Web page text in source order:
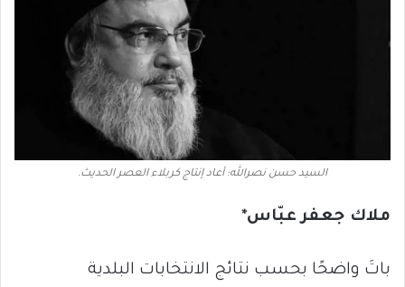
السيد حسن نصرالله: أعاد إنتاج كربلاء العصر الحديث.
ملاك جعفر عبّاس*
باتَ واضحًا بحسب نتائج الانتخابات البلدية